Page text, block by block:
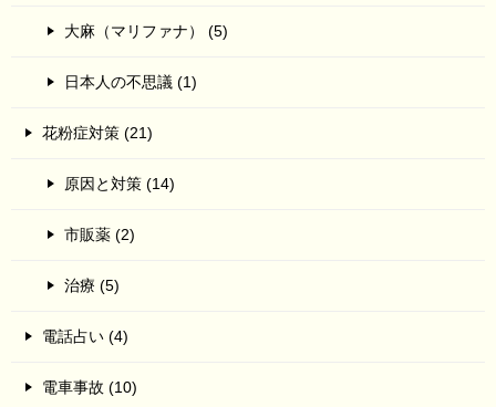
大麻（マリファナ） (5)
日本人の不思議 (1)
花粉症対策 (21)
原因と対策 (14)
市販薬 (2)
治療 (5)
電話占い (4)
電車事故 (10)